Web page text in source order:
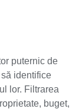
puternic de
identifice
lor. Filtrarea
buget,